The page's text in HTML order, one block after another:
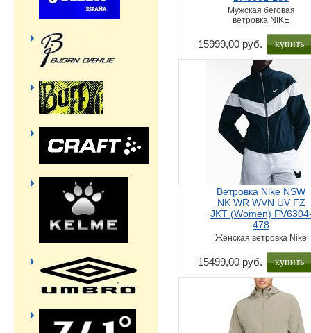
Мужская беговая
ветровка NIKE
15999,00 руб. купить
Ветровка Nike NSW
NK WR WVN UV FZ
JKT (Women)
478
Женская ветровка Nike
15499,00 руб. купить